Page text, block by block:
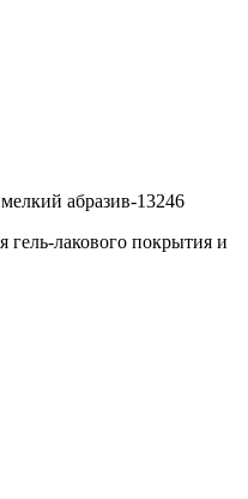
абразив-13246
гель-лакового покрытия и